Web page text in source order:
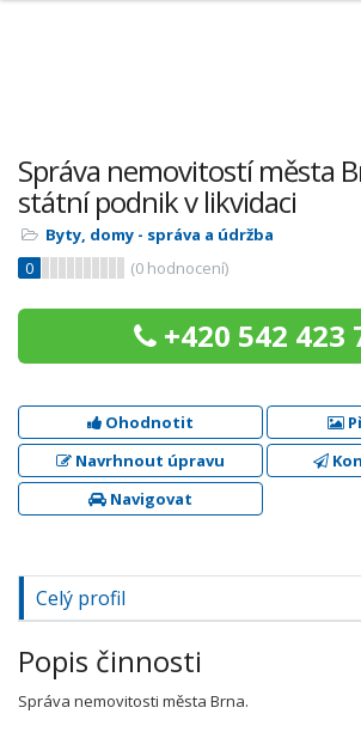
Správa nemovitostí města
státní podnik v likvidaci
Byty, domy - správa a údržba
0
(0 hodnocení)
+420 542 423
Ohodnotit
Navrhnout úpravu
Navigovat
Celý profil
Popis činnosti
Správa nemovitosti města Brna.